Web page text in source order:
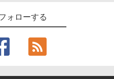
ォローする